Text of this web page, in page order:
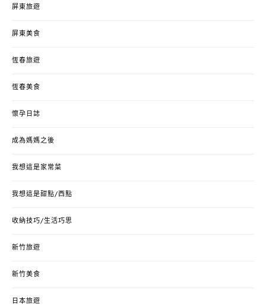
屏東旅遊
屏東美食
恆春旅遊
恆春美食
懷孕日誌
成為媽媽之後
我想這是家常菜
我想這是甜點/西點
收納技巧/生活巧思
新竹旅遊
新竹美食
日本旅遊